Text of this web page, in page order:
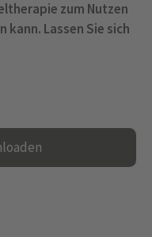
zum Nutzen
Lassen Sie sich